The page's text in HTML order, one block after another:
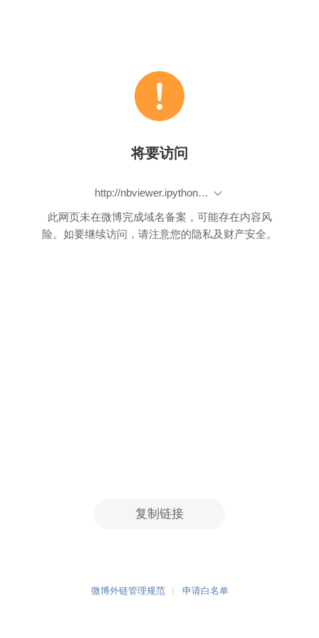
将要访问
http://nbviewer.ipython.org/github/ouxinyu/ouxinyu.github.io/blob/master/MyCodes/Default.ipynb
此网页未在微博完成域名备案，可能存在内容风
险。如要继续访问，请注意您的隐私及财产安全。
复制链接
微博外链管理规范 申请白名单